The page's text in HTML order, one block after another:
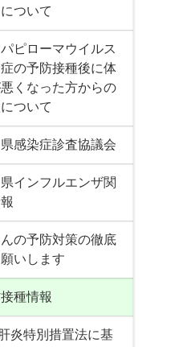
ついて
ピローマウイルス
の予防接種後に体
くなった方からの
ついて
感染症診査協議会
インフルエンザ関
の予防対策の徹底
いします
種情報
炎特別措置法に基